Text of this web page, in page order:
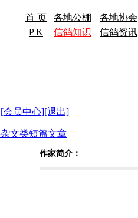
首 页 各地公棚 各地协会
P K
信鸽知识 信鸽资讯
[会员中心][退出]
杂文类短篇文章
作家简介：